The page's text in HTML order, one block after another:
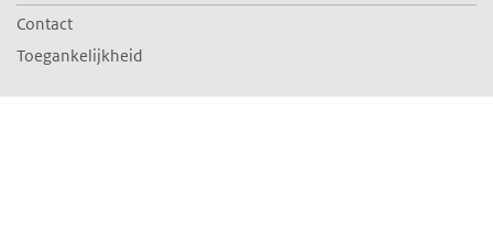
Contact
Toegankelijkheid